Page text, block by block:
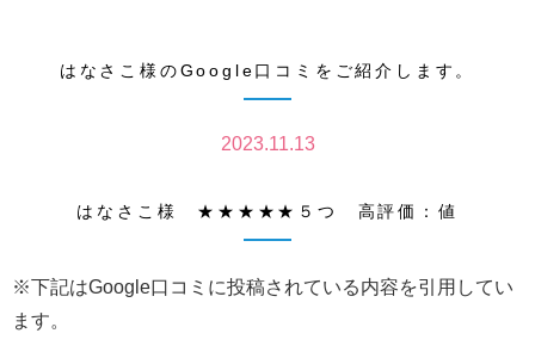
はなさこ様のGoogle口コミをご紹介します。
2023.11.13
はなさこ様 ★★★★★５つ 高評価：値
※下記はGoogle口コミに投稿されている内容を引用してい
ます。